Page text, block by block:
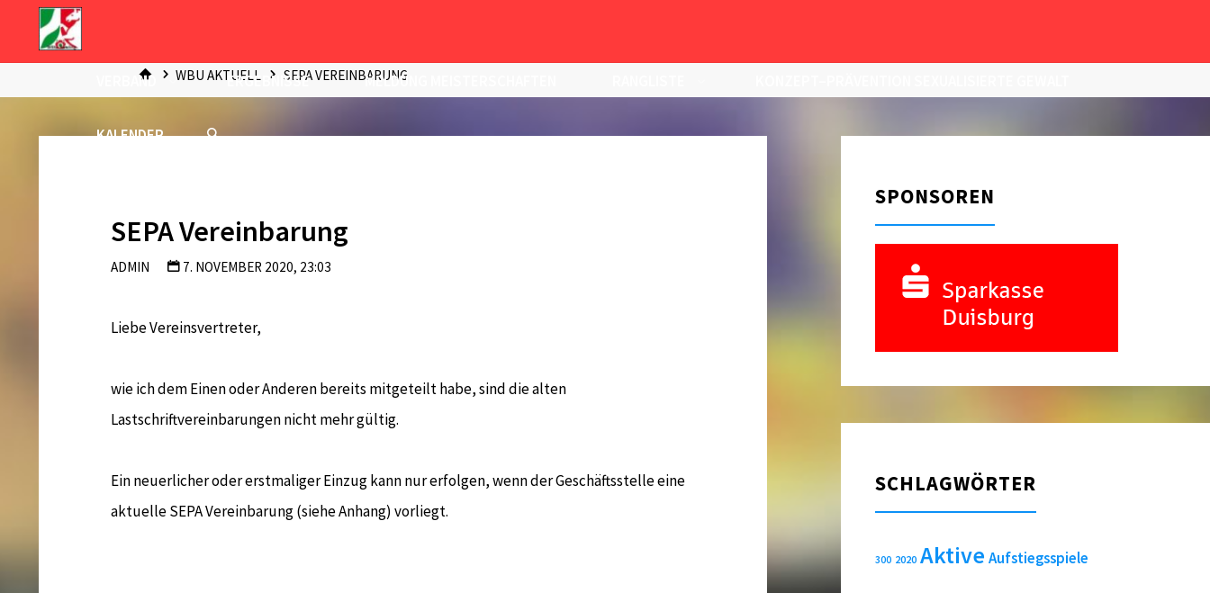
VERBAND ERGEBNISSE MELDUNG MEISTERSCHAFTEN
KALENDER
START
WBU AKTUELL SEPA VEREINBARUNG
SEPA Vereinbarung
ADMIN 7. NOVEMBER 2020, 23:03
Liebe Vereinsvertreter,
wie ich dem Einen oder Anderen bereits mitgeteilt habe, sind die alten
Lastschriftvereinbarungen nicht mehr gültig.
Ein neuerlicher oder erstmaliger Einzug kann nur erfolgen, wenn der Geschäftsstelle eine
aktuelle SEPA Vereinbarung (siehe Anhang) vorliegt.
SPONSOREN
SCHLAGWÖRTER
300 2020 Aktive Aufstiegsspiele